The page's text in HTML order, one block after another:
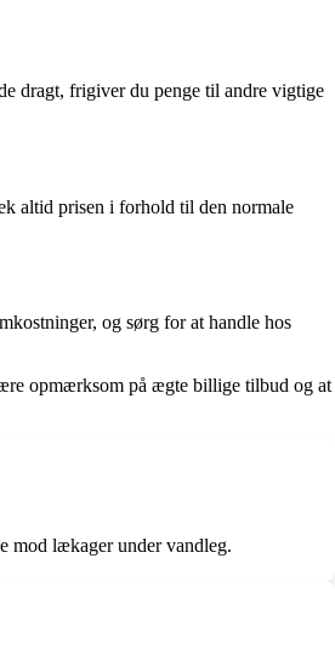
dragt, frigiver du penge til andre vigtige
altid prisen i forhold til den normale
og sørg for at handle hos
opmærksom på ægte billige tilbud og at
mod lækager under vandleg.